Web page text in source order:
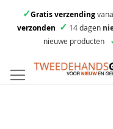
✓Gratis verzending
verzonden ✓ 14 dagen
nieuwe producten
direct
door